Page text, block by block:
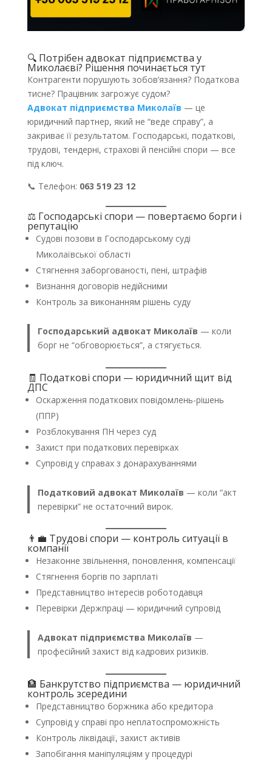
🔍 Потрібен адвокат підприємства у
Миколаєві? Рішення починається тут
Контрагенти порушують зобов’язання? Податкова
тисне? Працівник загрожує судом?
Адвокат підприємства Миколаїв — це
юридичний партнер, який не “веде справу”, а
закриває її результатом. Господарські, податкові,
трудові, тендерні, страхові й пенсійні спори — все
під ключ.
📞 Телефон: 063 519 23 12
⚖️ Господарські спори — повертаємо борги і
репутацію
Судові позови в Господарському суді
Миколаївської області
Стягнення заборгованості, пені, штрафів
Визнання договорів недійсними
Контроль за виконанням рішень суду
Господарський адвокат Миколаїв — коли
борг не “обговорюється”, а стягується.
🧾 Податкові спори — юридичний щит від
ДПС
Оскарження податкових повідомлень-рішень
(ППР)
Розблокування ПН через суд
Захист при податкових перевірках
Супровід у справах з донарахуваннями
Податковий адвокат Миколаїв — коли “акт
перевірки” не остаточний вирок.
👨‍💼 Трудові спори — контроль ситуації в
компанії
Незаконне звільнення, поновлення, компенсації
Стягнення боргів по зарплаті
Представництво інтересів роботодавця
Перевірки Держпраці — юридичний супровід
Адвокат підприємства Миколаїв —
професійний захист від кадрових ризиків.
🏦 Банкрутство підприємства — юридичний
контроль зсередини
Представництво боржника або кредитора
Супровід у справі про неплатоспроможність
Контроль ліквідації, захист активів
Запобігання маніпуляціям у процедурі